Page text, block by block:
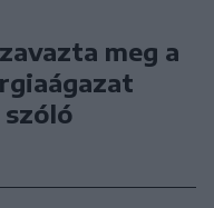
meg a